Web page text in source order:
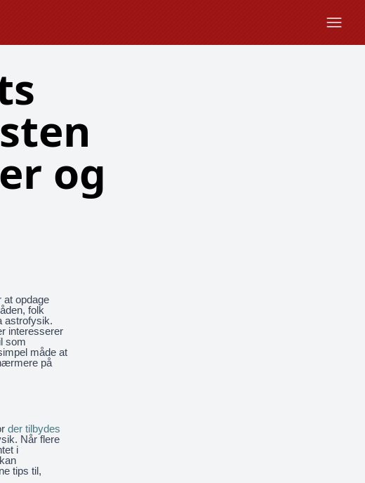
og
at opdage
folk
astrofysik.
interesserer
som
måde at
på
der tilbydes
Når flere
i
tips til,